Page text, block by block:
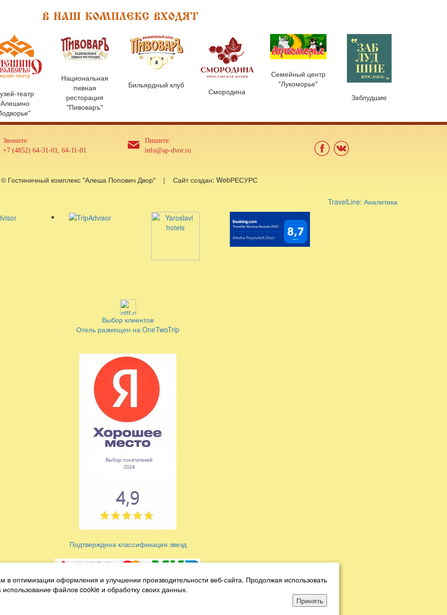
театр
Национальная
пивная
ресторация
"Пивоваръ"
Бильярдный клуб
Смородина
Семейный центр
"Лукоморье"
Заблудшие
Звоните:
+7 (4852) 64-31-01, 64-11-01
Пишите:
info@ap-dvor.ru
Гостиничный комплекс "Алеша Попович Двор" | Сайт создан: WebРЕСУРС
TravelLine: Аналитика
Выбор клиентов
Отель размещен на OneTwoTrip
Подтверждена классификация звезд
Условиия оплаты и возврата
оптимизации оформления и улучшении производительности веб-сайта. Продолжая использовать
использование файлов cookie и обработку своих данных.
Принять